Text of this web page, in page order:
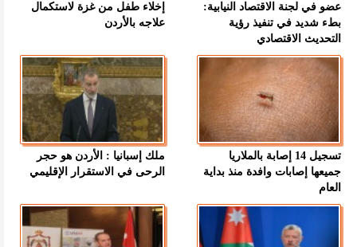
عضو في لجنة الاقتصاد النيابية:
بطء شديد في تنفيذ رؤية
التحديث الاقتصادي
إخلاء طفل من غزة لاستكمال
علاجه بالأردن
تسجيل 14 إصابة بالملاريا
جميعها إصابات وافدة منذ بداية
العام
ملك إسبانيا : الأردن هو حجر
الرحى في الاستقرار الإقليمي